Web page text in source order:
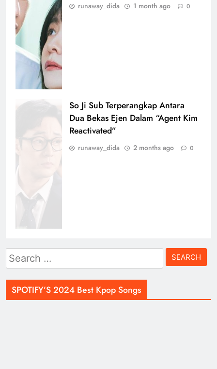
runaway_dida 1 month ago 0
So Ji Sub Terperangkap Antara
Dua Bekas Ejen Dalam “Agent Kim
Reactivated”
runaway_dida 2 months ago 0
Search
for:
SPOTIFY’S 2024 Best Kpop Songs